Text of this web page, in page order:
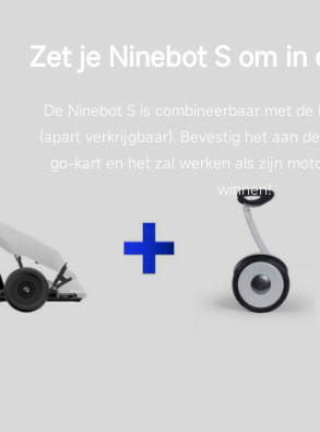
Zet je Ninebot S om in
De Ninebot S is combineerbaar met
(apart verkrijgbaar). Bevestig het aan
go-kart en het zal werken als zijn
winnen!